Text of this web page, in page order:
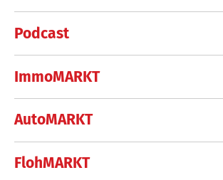
Podcast
ImmoMARKT
AutoMARKT
FlohMARKT